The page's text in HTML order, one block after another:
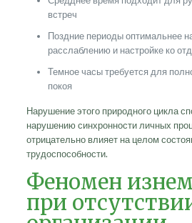
встреч
Поздние периоды оптимальнее
расслаблению и настройке ко
Темное часы требуется для
покоя
Нарушение этого природного цикла
нарушению синхронности личных
отрицательно влияет на целом
трудоспособности.
Феномен
при